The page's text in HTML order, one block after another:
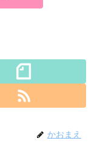
かおまえ